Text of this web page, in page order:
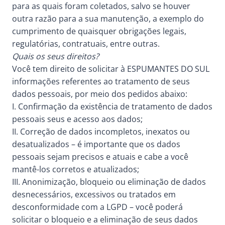
para as quais foram coletados, salvo se houver
outra razão para a sua manutenção, a exemplo do
cumprimento de quaisquer obrigações legais,
regulatórias, contratuais, entre outras.
Quais os seus direitos?
Você tem direito de solicitar à ESPUMANTES DO SUL
informações referentes ao tratamento de seus
dados pessoais, por meio dos pedidos abaixo:
I. Confirmação da existência de tratamento de dados
pessoais seus e acesso aos dados;
II. Correção de dados incompletos, inexatos ou
desatualizados – é importante que os dados
pessoais sejam precisos e atuais e cabe a você
mantê-los corretos e atualizados;
III. Anonimização, bloqueio ou eliminação de dados
desnecessários, excessivos ou tratados em
desconformidade com a LGPD – você poderá
solicitar o bloqueio e a eliminação de seus dados